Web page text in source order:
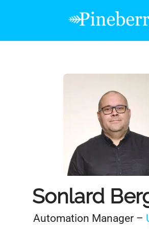
Sonlard
Automation Manager –